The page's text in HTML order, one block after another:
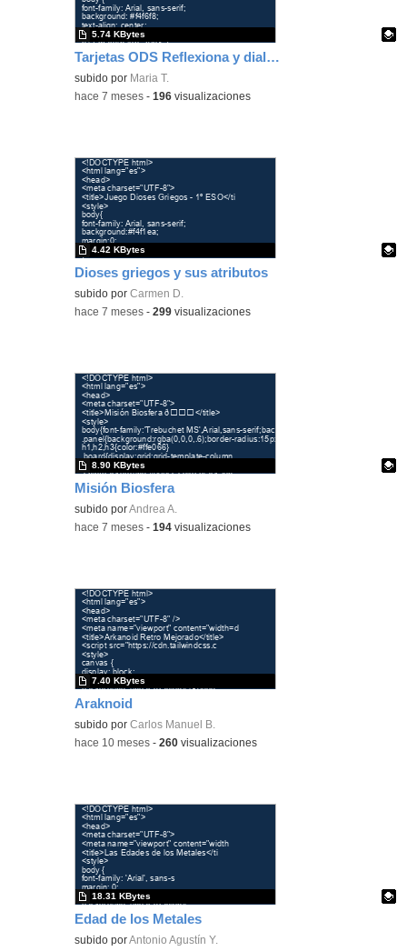
Tarjetas ODS Reflexiona y dialoga
Contenido educativo.
subido por Maria T.
5.74 KBytes
-hace 7 meses -196 visualizaciones
Dioses griegos y sus atributos
Contenido educativo.
subido porCarmen D.
4.42 KBytes
-hace 7 meses -299 visualizaciones
Misión Biosfera
Contenido educativo.
subido porAndrea A.
8.90 KBytes
-hace 7 meses -194 visualizaciones
Araknoid
subido porCarlos Manuel B.
7.40 KBytes
-hace 10 meses -260 visualizaciones
Edad de los Metales
Contenido educativo.
subido porAntonio Agustín Y.
18.31 KBytes